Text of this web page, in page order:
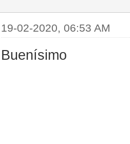
19-02-2020, 06:53 AM
Buenísimo